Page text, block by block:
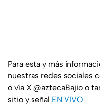
Para esta y más
nuestras redes sociales
o vía X @aztecaBajio o
sitio y señal EN VIVO